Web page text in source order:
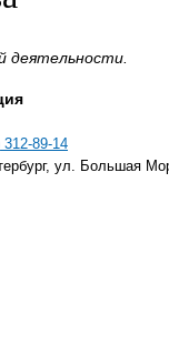
деятельности.
89-14
ул. Большая